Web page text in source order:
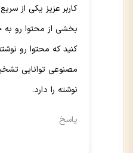
کاربر عزیز یکی از
کنید که محتوا رو
مصنوعی توانایی
نوشته را دارد.
پاسخ